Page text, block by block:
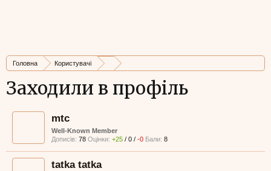
Головна Користувачі
Заходили в профіль
mtc
Well-Known Member
Дописів: 78 Оцінки: +25 / 0 / -0 Бали: 8
tatka tatka